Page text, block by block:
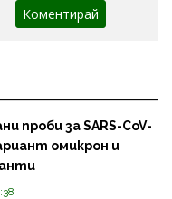
проби за SARS-CoV-
омикрон и